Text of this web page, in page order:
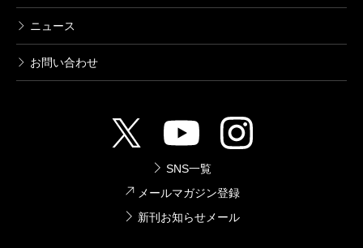
ニュース
お問い合わせ
SNS一覧
メールマガジン登録
新刊お知らせメール